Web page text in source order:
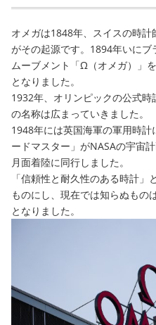
オメガは1848年、スイスの時
がその起源です。1894年いに
ムーブメント「Ω（オメガ）」
となりました。
1932年、オリンピックの公式
の名称は広まっていきました。
1948年には英国海軍の軍用時
ードマスター」がNASAの宇宙
月面着陸に同行しました。
「信頼性と耐久性のある時計
ものにし、現在では知らぬもの
となりました。